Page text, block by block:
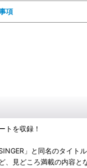
項
トを収録！
」と同名のタイ
見どころ満載の内容と